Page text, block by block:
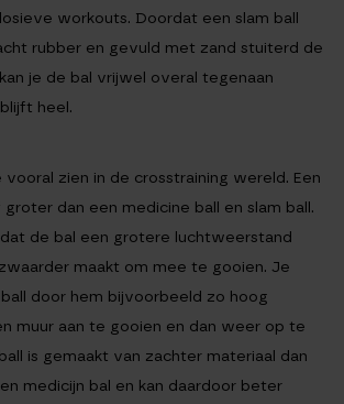
workouts. Doordat een slam ball
rubber en gevuld met zand stuiterd de
je de bal vrijwel overal tegenaan
heel.
vooral zien in de crosstraining wereld. Een
dan een medicine ball en slam ball.
de bal een grotere luchtweerstand
maakt om mee te gooien. Je
door hem bijvoorbeeld zo hoog
muur aan te gooien en dan weer op te
is gemaakt van zachter materiaal dan
medicijn bal en kan daardoor beter